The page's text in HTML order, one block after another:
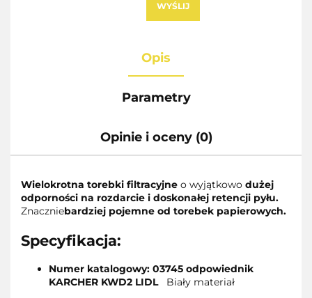
WYŚLIJ
Opis
Parametry
Opinie i oceny (0)
Wielokrotna torebki filtracyjne o wyjątkowo dużej
odporności na rozdarcie i doskonałej retencji pyłu.
Znaczniebardziej pojemne od torebek papierowych.
Specyfikacja:
Numer katalogowy: 03745 odpowiednik
KARCHER KWD2 LIDL
Biały materiał